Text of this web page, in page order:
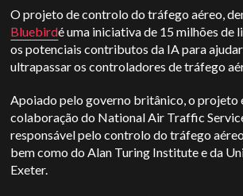
O projeto de controlo do tráfego aéreo,
Bluebirdé uma iniciativa de 15 milhões de
os potenciais contributos da IA para
ultrapassar os controladores de tráfego
Apoiado pelo governo britânico, o projeto
colaboração do National Air Traffic
responsável pelo controlo do tráfego
bem como do Alan Turing Institute e da
Exeter.